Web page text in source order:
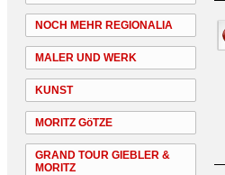
NOCH MEHR REGIONALIA
MALER UND WERK
KUNST
MORITZ GöTZE
GRAND TOUR GIEBLER &
MORITZ